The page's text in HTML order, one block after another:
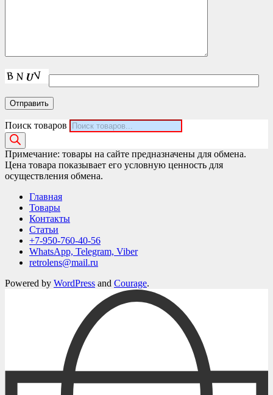
Поиск товаров
Примечание: товары на сайте предназначены для обмена.
Цена товара показывает его условную ценность для
осуществления обмена.
Главная
Товары
Контакты
Статьи
+7-950-760-40-56
WhatsApp, Telegram, Viber
retrolens@mail.ru
Powered by WordPress and Courage.